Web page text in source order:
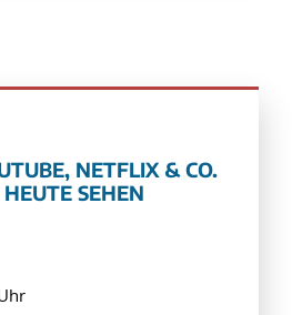
NETFLIX & CO.
SEHEN